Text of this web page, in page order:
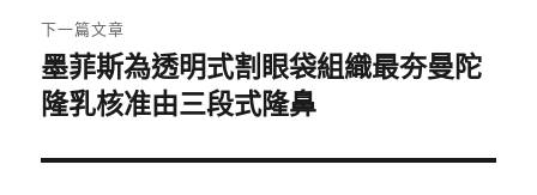
章:
下一篇文章
下
一
文
墨菲斯為透明式割眼袋組織最夯曼陀
隆乳核准由三段式隆鼻